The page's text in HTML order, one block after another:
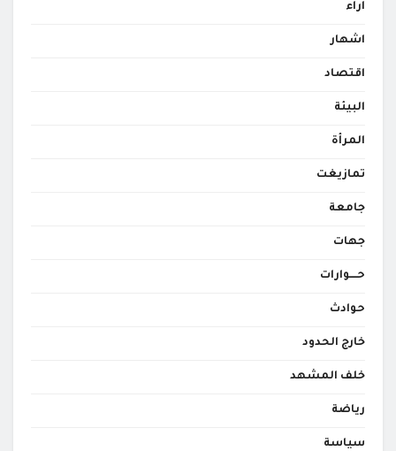
اراء
اشهار
اقتصاد
البيئة
المرأة
تمازيغت
جامعة
جهات
حــــوارات
حوادث
خارج الحدود
خلف المشهد
رياضة
سياسة